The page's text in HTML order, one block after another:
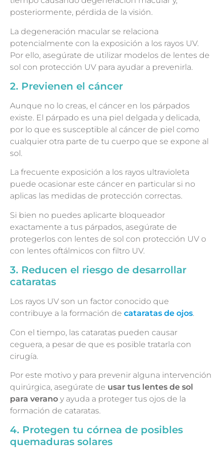
posteriormente, pérdida de la visión.
La degeneración macular se relaciona
potencialmente con la exposición a los rayos UV.
Por ello, asegúrate de utilizar modelos de lentes de
sol con protección UV para ayudar a prevenirla.
2. Previenen el cáncer
Aunque no lo creas, el cáncer en los párpados
existe. El párpado es una piel delgada y delicada,
por lo que es susceptible al cáncer de piel como
cualquier otra parte de tu cuerpo que se expone al
sol.
La frecuente exposición a los rayos ultravioleta
puede ocasionar este cáncer en particular si no
aplicas las medidas de protección correctas.
Si bien no puedes aplicarte bloqueador
exactamente a tus párpados, asegúrate de
protegerlos con lentes de sol con protección UV o
con lentes oftálmicos con filtro UV.
3. Reducen el riesgo de desarrollar
cataratas
Los rayos UV son un factor conocido que
contribuye a la formación de cataratas de ojos.
Con el tiempo, las cataratas pueden causar
ceguera, a pesar de que es posible tratarla con
cirugía.
Por este motivo y para prevenir alguna intervención
quirúrgica, asegúrate de usar tus lentes de sol
para verano y ayuda a proteger tus ojos de la
formación de cataratas.
4. Protegen tu córnea de posibles
quemaduras solares